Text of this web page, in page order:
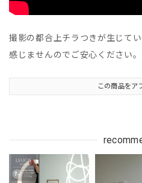
撮影の都合上チラつきが生じて
感じませんのでご安心ください。
この商品をア